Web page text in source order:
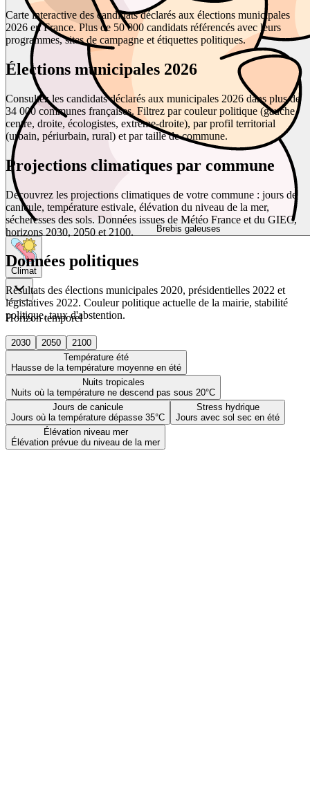
Brebis galeuses
Climat
Horizon temporel
2030 2050
2100
Température été
Hausse de la température moyenne en été
Nuits tropicales
Nuits où la température ne descend pas sous 20°C
Jours de canicule
Jours où la température dépasse 35°C
Stress hydrique
Jours avec sol sec en été
Élévation niveau mer
Élévation prévue du niveau de la mer
Carte interactive des candidats déclarés aux élections municipales
2026 en France. Plus de 50 000 candidats référencés avec leurs
programmes, sites de campagne et étiquettes politiques.
Élections municipales 2026
Consultez les candidats déclarés aux municipales 2026 dans plus de
34 000 communes françaises. Filtrez par couleur politique (gauche,
centre, droite, écologistes, extrême-droite), par profil territorial
(urbain, périurbain, rural) et par taille de commune.
Projections climatiques par commune
Découvrez les projections climatiques de votre commune : jours de
canicule, température estivale, élévation du niveau de la mer,
sécheresses des sols. Données issues de Météo France et du GIEC,
horizons 2030, 2050 et 2100.
Données politiques
Résultats des élections municipales 2020, présidentielles 2022 et
législatives 2022. Couleur politique actuelle de la mairie, stabilité
politique, taux d'abstention.